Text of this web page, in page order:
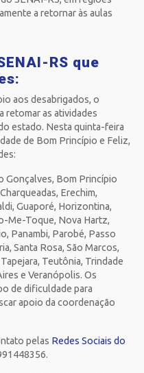
a retornar às aulas
RS que
aos desabrigados, o
retomar as atividades
estado. Nesta quinta-feira
de Bom Princípio e Feliz,
Gonçalves, Bom Princípio
Erechim,
Guaporé, Horizontina,
Me-Toque, Nova Hartz,
Panambi, Parobé, Passo
Santa Rosa, São Marcos,
Teutônia, Trindade
e Veranópolis. Os
de dificuldade para
apoio da coordenação
pelas Redes Sociais do